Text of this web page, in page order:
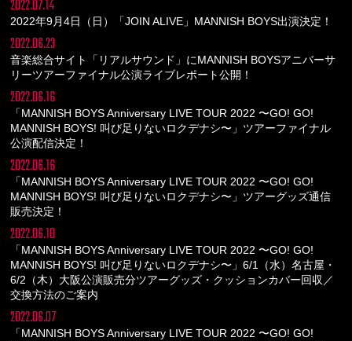
2022.07.14
2022年9月4日（日）「JOIN ALIVE」MANNISH BOYS出演決定！
2022.06.23
音楽総合サイト「リアルサウンド」にMANNISH BOYSアニバーサ
リーツアーファイナル公演ライブレポート公開！
2022.06.16
「MANNISH BOYS Anniversary LIVE TOUR 2022 〜GO! GO!
MANNISH BOYS! 叫び足りないロクデナシ〜」ツアーファイナル
公演配信決定！
2022.06.16
「MANNISH BOYS Anniversary LIVE TOUR 2022 〜GO! GO!
MANNISH BOYS! 叫び足りないロクデナシ〜」ツアーグッズ通信
販売決定！
2022.06.10
「MANNISH BOYS Anniversary LIVE TOUR 2022 〜GO! GO!
MANNISH BOYS! 叫び足りないロクデナシ〜」6/1（水）名古屋・
6/2（木）大阪公演販売分ツアーグッズ・クッションカバー回収／
交換方法のご案内
2022.06.07
「MANNISH BOYS Anniversary LIVE TOUR 2022 〜GO! GO!